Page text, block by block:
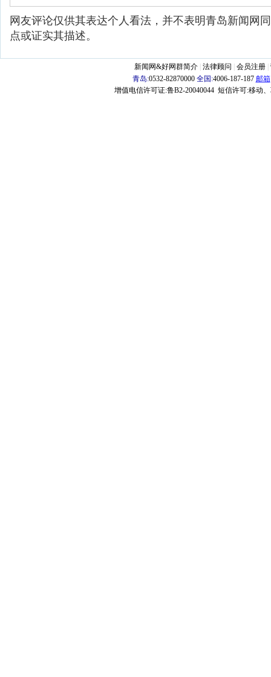
网友评论仅供其表达个人看法，并不表明青岛新闻网
点或证实其描述。